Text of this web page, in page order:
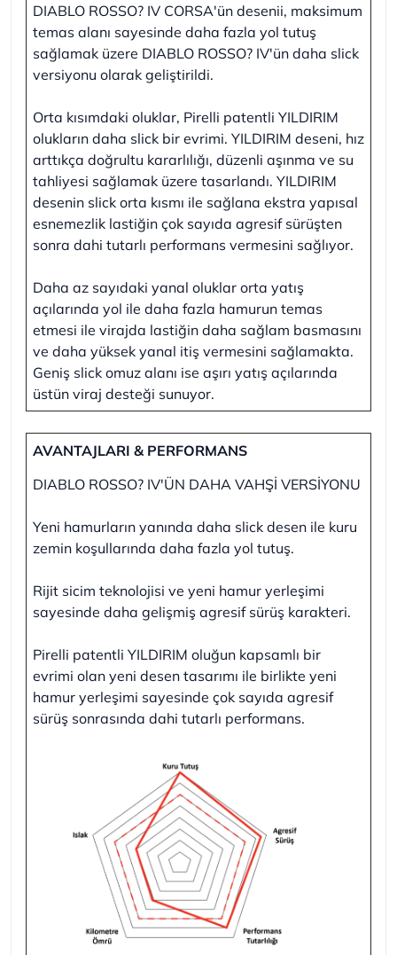
DIABLO ROSSO? IV CORSA'ün desenii, maksimum
temas alanı sayesinde daha fazla yol tutuş
sağlamak üzere DIABLO ROSSO? IV'ün daha slick
versiyonu olarak geliştirildi.
Orta kısımdaki oluklar, Pirelli patentli YILDIRIM
olukların daha slick bir evrimi. YILDIRIM deseni, hız
arttıkça doğrultu kararlılığı, düzenli aşınma ve su
tahliyesi sağlamak üzere tasarlandı. YILDIRIM
desenin slick orta kısmı ile sağlana ekstra yapısal
esnemezlik lastiğin çok sayıda agresif sürüşten
sonra dahi tutarlı performans vermesini sağlıyor.
Daha az sayıdaki yanal oluklar orta yatış
açılarında yol ile daha fazla hamurun temas
etmesi ile virajda lastiğin daha sağlam basmasını
ve daha yüksek yanal itiş vermesini sağlamakta.
Geniş slick omuz alanı ise aşırı yatış açılarında
üstün viraj desteği sunuyor.
AVANTAJLARI & PERFORMANS
DIABLO ROSSO? IV'ÜN DAHA VAHŞİ VERSİYONU
Yeni hamurların yanında daha slick desen ile kuru
zemin koşullarında daha fazla yol tutuş.
Rijit sicim teknolojisi ve yeni hamur yerleşimi
sayesinde daha gelişmiş agresif sürüş karakteri.
Pirelli patentli YILDIRIM oluğun kapsamlı bir
evrimi olan yeni desen tasarımı ile birlikte yeni
hamur yerleşimi sayesinde çok sayıda agresif
sürüş sonrasında dahi tutarlı performans.